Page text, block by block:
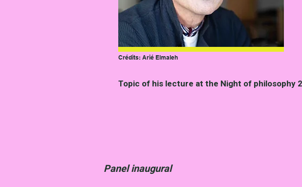
Crédits: Arié Elmaleh
Topic of his lecture at the Night of philosophy
Panel inaugural